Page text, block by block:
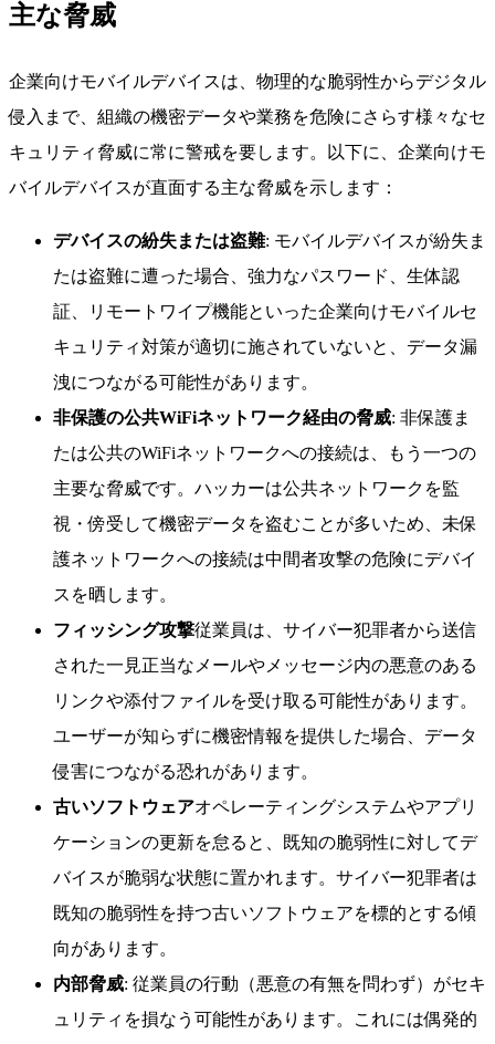
主な脅威
企業向けモバイルデバイスは、物理的な脆弱性からデジタル
侵入まで、組織の機密データや業務を危険にさらす様々なセ
キュリティ脅威に常に警戒を要します。以下に、企業向けモ
バイルデバイスが直面する主な脅威を示します：
デバイスの紛失または盗難: モバイルデバイスが紛失ま
たは盗難に遭った場合、強力なパスワード、生体認
証、リモートワイプ機能といった企業向けモバイルセ
キュリティ対策が適切に施されていないと、データ漏
洩につながる可能性があります。
非保護の公共WiFiネットワーク経由の脅威: 非保護ま
たは公共のWiFiネットワークへの接続は、もう一つの
主要な脅威です。ハッカーは公共ネットワークを監
視・傍受して機密データを盗むことが多いため、未保
護ネットワークへの接続は中間者攻撃の危険にデバイ
スを晒します。
フィッシング攻撃従業員は、サイバー犯罪者から送信
された一見正当なメールやメッセージ内の悪意のある
リンクや添付ファイルを受け取る可能性があります。
ユーザーが知らずに機密情報を提供した場合、データ
侵害につながる恐れがあります。
古いソフトウェアオペレーティングシステムやアプリ
ケーションの更新を怠ると、既知の脆弱性に対してデ
バイスが脆弱な状態に置かれます。サイバー犯罪者は
既知の脆弱性を持つ古いソフトウェアを標的とする傾
向があります。
内部脅威: 従業員の行動（悪意の有無を問わず）がセキ
ュリティを損なう可能性があります。これには偶発的